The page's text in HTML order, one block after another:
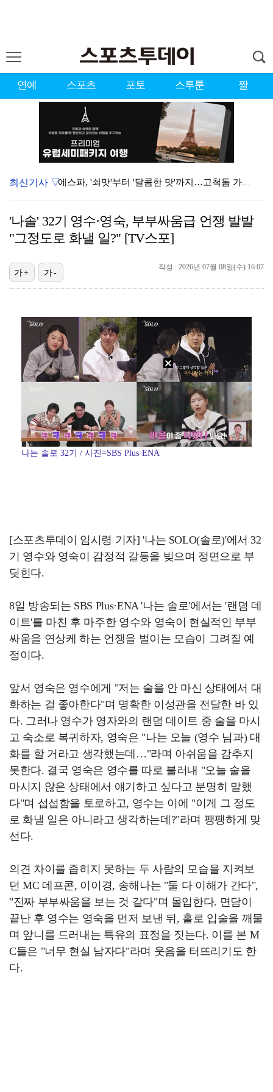
연예 스포츠 포토 스투툰 짤
에스파, '쇠맛'부터 '달콤한 맛'까지…고척돔 가득 채…
'리그 2연패 정조준' 아스널, 뉴캐슬서 기마랑이스 영…
'첫 승 도전' 장은수 "우승 의식하기보다 내 플레이에…
박지민 아나운서 "발리까지 갔는데…'피의 게임2' 출연…
한국 남자배구, 중국 3-0 완파하고 동아시아선수권 결…
'서명관·야고 연속골' 울산, 동해안 더비서 포항 제압…
최신기사 ▽
'나솔' 32기 영수·영숙, 부부싸움급 언쟁 발발
"그정도로 화낼 일?" [TV스포]
작성 : 2026년 07월 08일(수) 16:07
가+ 가-
나는 솔로 32기 / 사진=SBS Plus·ENA
[스포츠투데이 임시령 기자] '나는 SOLO(솔로)'에서 32
기 영수와 영숙이 감정적 갈등을 빚으며 정면으로 부
딪힌다.
8일 방송되는 SBS Plus·ENA '나는 솔로'에서는 '랜덤 데
이트'를 마친 후 마주한 영수와 영숙이 현실적인 부부
싸움을 연상케 하는 언쟁을 벌이는 모습이 그려질 예
정이다.
앞서 영숙은 영수에게 "저는 술을 안 마신 상태에서 대
화하는 걸 좋아한다"며 명확한 이성관을 전달한 바 있
다. 그러나 영수가 영자와의 랜덤 데이트 중 술을 마시
고 숙소로 복귀하자, 영숙은 "나는 오늘 (영수 님과) 대
화를 할 거라고 생각했는데…"라며 아쉬움을 감추지
못한다. 결국 영숙은 영수를 따로 불러내 "오늘 술을
마시지 않은 상태에서 얘기하고 싶다고 분명히 말했
다"며 섭섭함을 토로하고, 영수는 이에 "이게 그 정도
로 화낼 일은 아니라고 생각하는데?"라며 팽팽하게 맞
선다.
의견 차이를 좁히지 못하는 두 사람의 모습을 지켜보
던 MC 데프콘, 이이경, 송해나는 "둘 다 이해가 간다",
"진짜 부부싸움을 보는 것 같다"며 몰입한다. 면담이
끝난 후 영수는 영숙을 먼저 보낸 뒤, 홀로 입술을 깨물
며 앞니를 드러내는 특유의 표정을 짓는다. 이를 본 M
C들은 "너무 현실 남자다"라며 웃음을 터뜨리기도 한
다.